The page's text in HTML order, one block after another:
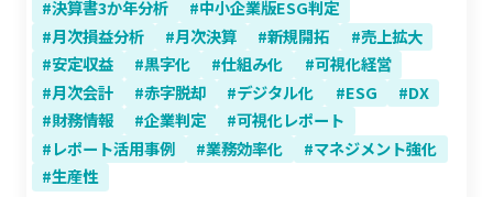
決算書3か年分析
中小企業版ESG判定
月次損益分析
月次決算 新規開拓
売上拡大
安定収益
黒字化 仕組み化
可視化経営
月次会計
赤字脱却 デジタル化 ESG
DX
財務情報
企業判定
可視化レポート
レポート活用事例
業務効率化
マネジメント強化
生産性